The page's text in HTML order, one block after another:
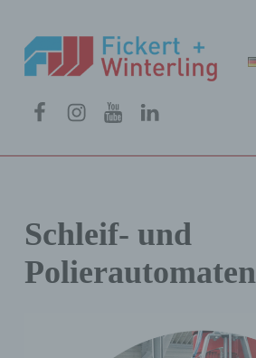
FICKERT + WINTERLING MASCHINENBAU GMBH
Schleif- und
Polierautomaten